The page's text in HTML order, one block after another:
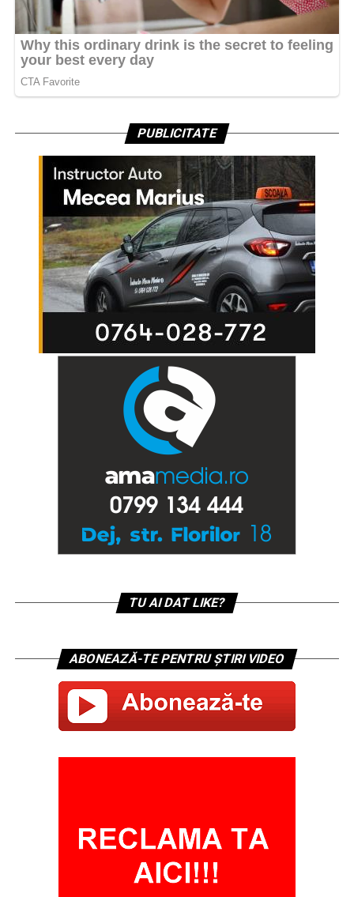
PUBLICITATE
TU AI DAT LIKE?
ABONEAZĂ-TE PENTRU ȘTIRI VIDEO